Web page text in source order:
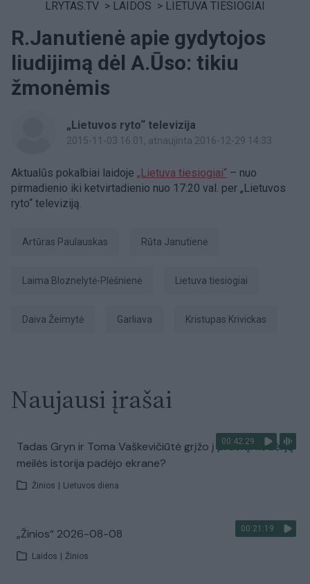
LRYTAS.TV > LAIDOS > LIETUVA TIESIOGIAI
R.Janutienė apie gydytojos
liudijimą dėl A.Ūso: tikiu
žmonėmis
„Lietuvos ryto“ televizija
2015-11-03 16:01 , atnaujinta 2016-12-29 14:33
Aktualūs pokalbiai laidoje „Lietuva tiesiogiai“ – nuo
pirmadienio iki ketvirtadienio nuo 17:20 val. per „Lietuvos
ryto“ televiziją.
Artūras Paulauskas Rūta Janutienė
Laima Bloznelytė-Plėšnienė Lietuva tiesiogiai
Daiva Žeimytė Garliava Kristupas Krivickas
Naujausi įrašai
00:42:29
Tadas Gryn ir Toma Vaškevičiūtė grįžo į praeitį: kodėl jų
meilės istorija padėjo ekrane?
Žinios Lietuvos diena
00:21:19
„Žinios“ 2026-08-08
Laidos Žinios